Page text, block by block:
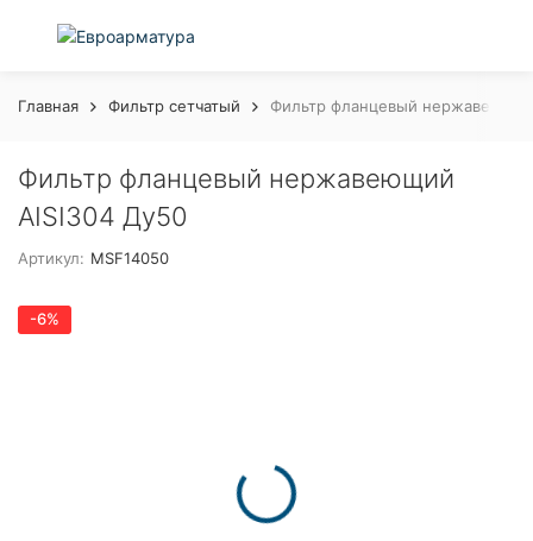
Главная Фильтр сетчатый Фильтр фланцевый
Фильтр фланцевый нержавеющий
AISI304 Ду50
Артикул: MSF14050
-6%